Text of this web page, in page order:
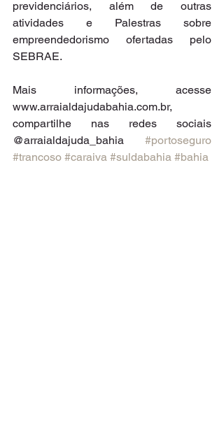
previdenciários, além de outras
atividades e Palestras sobre
empreendedorismo ofertadas pelo
SEBRAE.
Mais informações, acesse
www.arraialdajudabahia.com.br,
compartilhe nas redes sociais
@arraialdajuda_bahia #portoseguro
#trancoso #caraiva #suldabahia #bahia